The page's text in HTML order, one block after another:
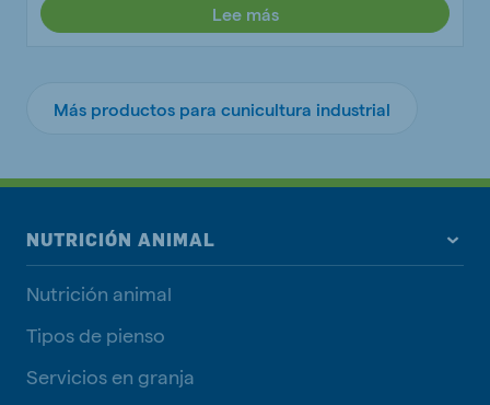
Lee más
Más productos para cunicultura industrial
NUTRICIÓN ANIMAL
Nutrición animal
Tipos de pienso
Servicios en granja